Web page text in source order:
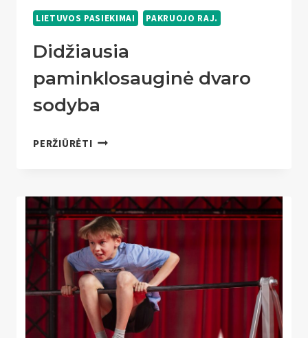
LIETUVOS PASIEKIMAI PAKRUOJO RAJ.
Didžiausia
paminklosauginė dvaro
sodyba
PERŽIŪRĖTIDIDŽIAUSIA